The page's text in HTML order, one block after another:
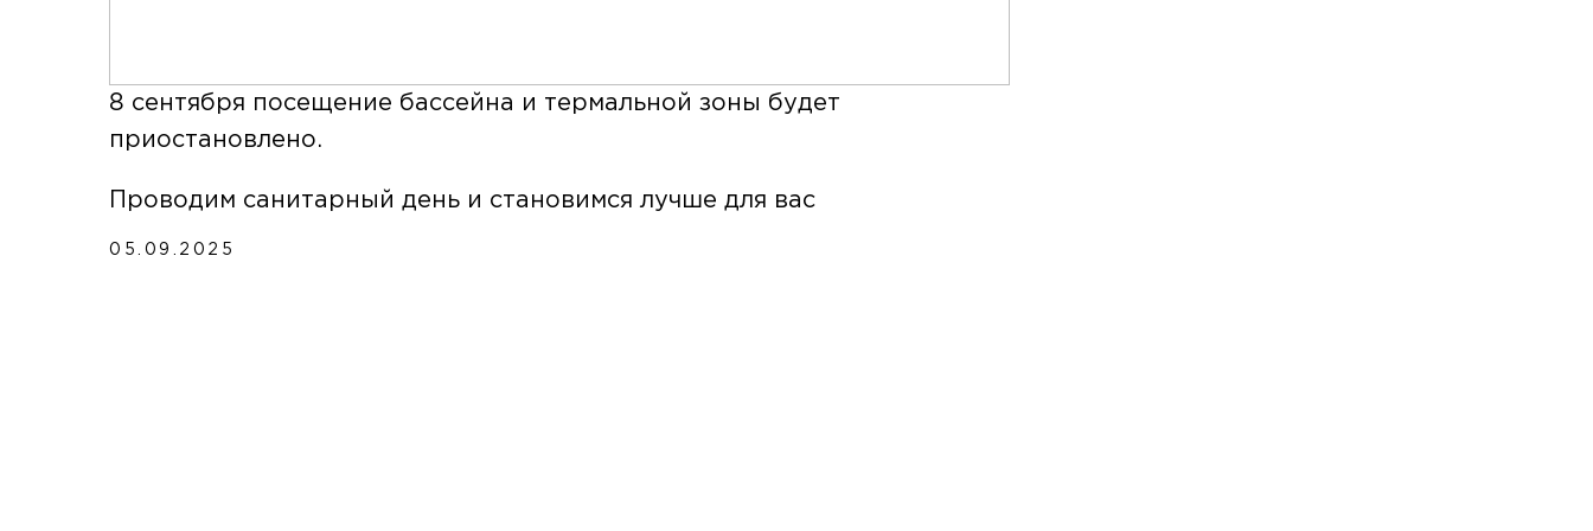
8 сентября посещение бассейна и термальной зоны будет
приостановлено.
Проводим санитарный день и становимся лучше для вас
05.09.2025